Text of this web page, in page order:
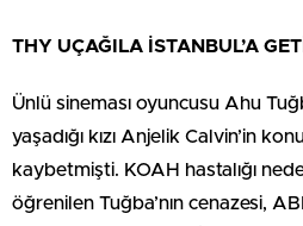
THY UÇAĞILA İSTANBUL’A
Ünlü sineması oyuncusu Ahu
yaşadığı kızı Anjelik Calvin’in
kaybetmişti. KOAH hastalığı
öğrenilen Tuğba’nın cenazesi,